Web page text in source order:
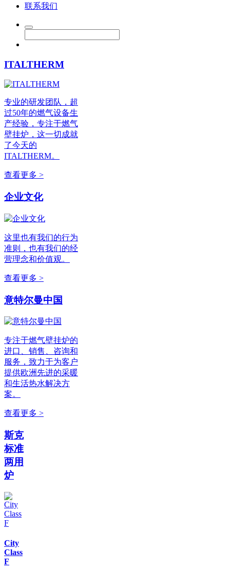
联系我们
ITALTHERM
专业的研发团队，超
过50年的燃气设备生
产经验，专注于燃气
壁挂炉，这一切成就
了今天的
ITALTHERM。
查看更多 >
企业文化
这里也有我们的行为
准则，也有我们的经
营理念和价值观。
查看更多 >
意特尔曼中国
专注于燃气壁挂炉的
进口、销售、咨询和
服务，致力于为客户
提供欧洲先进的采暖
和生活热水解决方
案。
查看更多 >
斯克
标准
两用
炉
City
Class
F